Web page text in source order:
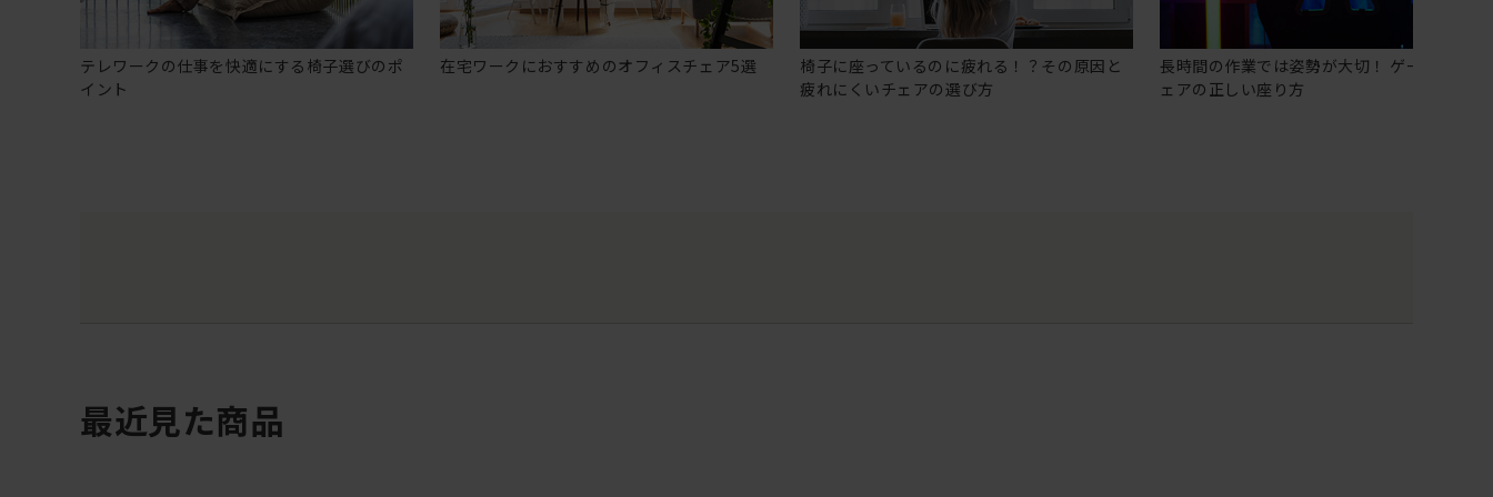
テレワークの仕事を快適にする椅子選びのポ
イント
在宅ワークにおすすめのオフィスチェア5選
椅子に座っているのに疲れる！？その原因と
疲れにくいチェアの選び方
長時間の作業では姿勢が大切！ ゲーミングチ
ェアの正しい座り方
最近見た商品